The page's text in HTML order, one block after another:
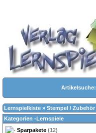
Artikelsuche:
Lernspielkiste » Stempel / Zubehör
Kategorien -Lernspiele
Sparpakete (12)